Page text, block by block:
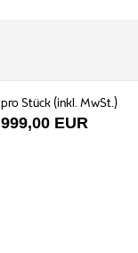
pro Stück (inkl. MwSt.)
999,00 EUR